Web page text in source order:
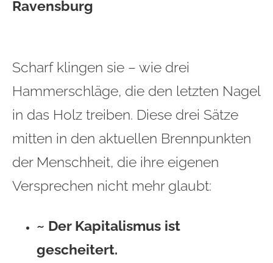
Ravensburg
Scharf klingen sie – wie drei
Hammerschläge, die den letzten Nagel
in das Holz treiben. Diese drei Sätze
mitten in den aktuellen Brennpunkten
der Menschheit, die ihre eigenen
Versprechen nicht mehr glaubt:
~ Der Kapitalismus ist
gescheitert.